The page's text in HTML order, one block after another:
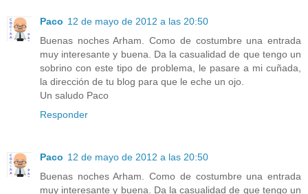
Paco 12 de mayo de 2012 a las 20:50
Buenas noches Arham. Como de costumbre una entrada
muy interesante y buena. Da la casualidad de que tengo un
sobrino con este tipo de problema, le pasare a mi cuñada,
la dirección de tu blog para que le eche un ojo.
Un saludo Paco
Responder
Paco 12 de mayo de 2012 a las 20:50
Buenas noches Arham. Como de costumbre una entrada
muy interesante y buena. Da la casualidad de que tengo un